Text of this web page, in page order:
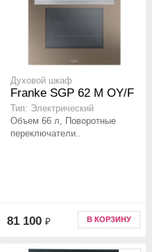
Духовой шкаф
Franke SGP 62 M OY/F
Тип: Электрический
Объем 66 л, Поворотные
переключатели..
81 100 ₽ В КОРЗИНУ